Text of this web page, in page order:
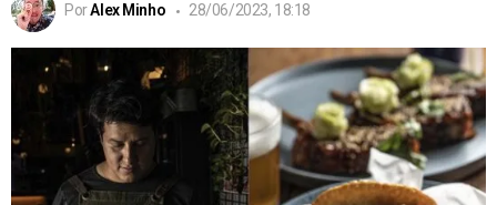
PorAlex Minho 28/06/2023, 18:18